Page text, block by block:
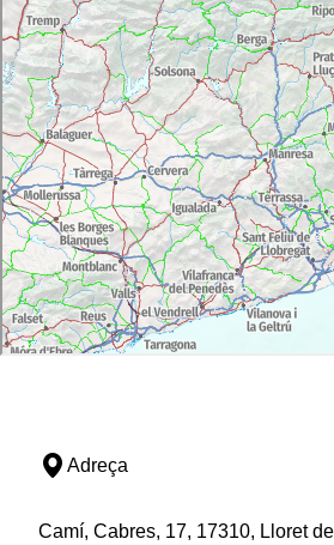
Adreça
Camí, Cabres, 17, 17310, Lloret